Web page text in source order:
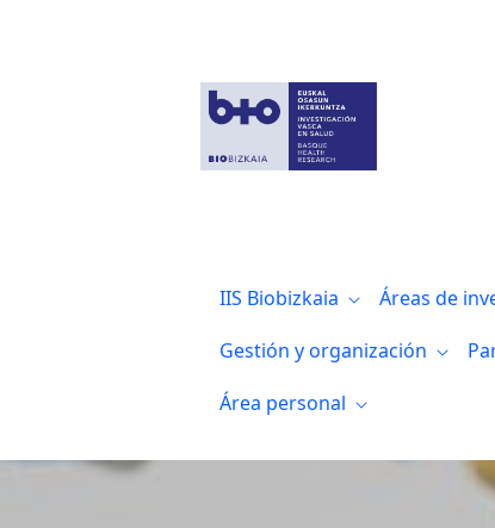
IIS Biobizkaia Áreas de
Gestión y organización
Área personal